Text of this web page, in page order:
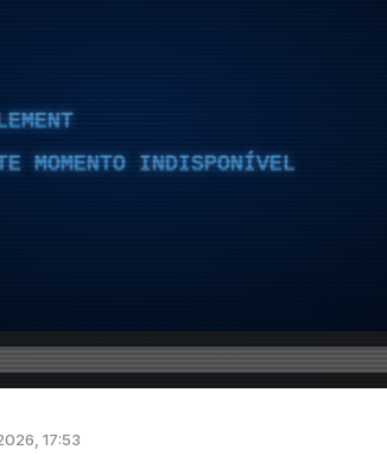
MOMENTO INDISPONÍVEL
17:53